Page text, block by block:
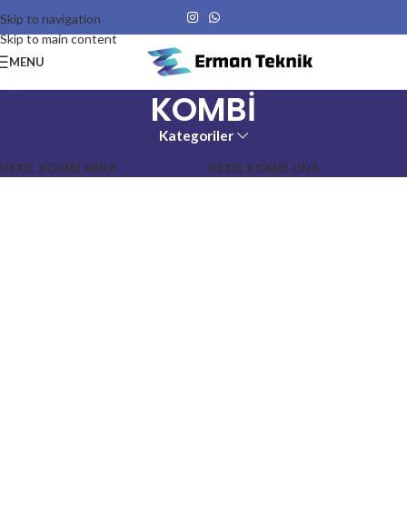
Skip to navigation
Skip to main content
MENU
KOMBİ
Kategoriler
HEXEL KOMBİ MİNA HEXEL KOMBİ LİNA